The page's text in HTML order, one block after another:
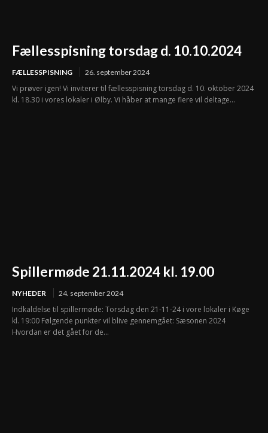
Fællesspisning torsdag d. 10.10.2024
FÆLLESSPISNING 26. september 2024
Vi prøver igen! Vi inviterer til fællesspisning torsdag d. 10. oktober 2024
kl. 18.30 i vores lokaler i Ølby. Vi håber at mange flere vil deltage...
Spillermøde 21.11.2024 kl. 19.00
NYHEDER 24. september 2024
Indkaldelse til spillermøde: Torsdag den 21-11-24 i vore lokaler i Køge
kl. 19:00 Følgende punkter vil blive gennemgået: Sæsonen 2024
Hvordan er det gået for de...